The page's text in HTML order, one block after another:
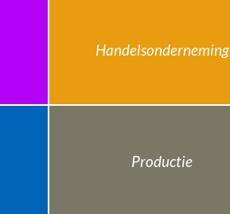
Handelsonderneming
Productie